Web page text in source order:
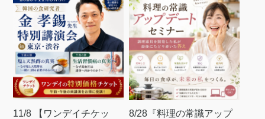
11/8 【ワンデイチケッ
8/28『料理の常識アップ